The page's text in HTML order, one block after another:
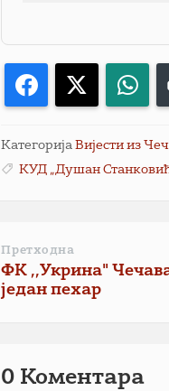
Facebook
КатегоријаВијести из
КУД „Душан
Претходна
ФК ,,Укрина"
један пехар
0 Коментарa